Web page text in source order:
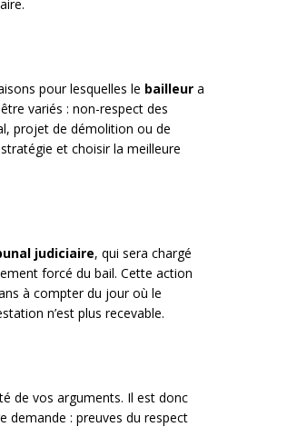
pour lesquelles le bailleur a
variés : non-respect des
projet de démolition ou de
et choisir la meilleure
judiciaire, qui sera chargé
forcé du bail. Cette action
à compter du jour où le
n’est plus recevable.
de vos arguments. Il est donc
demande : preuves du respect